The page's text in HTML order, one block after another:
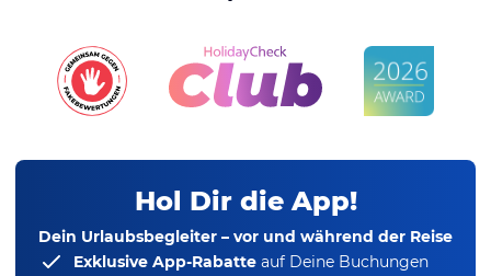
Hol Dir die App!
Dein Urlaubsbegleiter – vor und während der Reise
Exklusive App-Rabatte auf Deine Buchungen